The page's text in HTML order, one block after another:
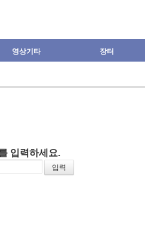
영상기타 장터
입력하세요.